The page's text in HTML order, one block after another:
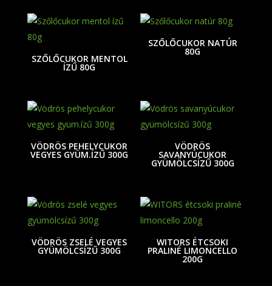
SZŐLŐCUKOR MENTOL
ÍZŰ 80G
SZŐLŐCUKOR NATÚR
80G
VÖDRÖS PEHELYCUKOR
VEGYES GYÜM.ÍZŰ 300G
VÖDRÖS
SAVANYÚCUKOR
GYÜMÖLCSÍZŰ 300G
VÖDRÖS ZSELÉ VEGYES
GYÜMÖLCSÍZŰ 300G
WITORS ÉTCSOKI
PRALINÉ LIMONCELLO
200G